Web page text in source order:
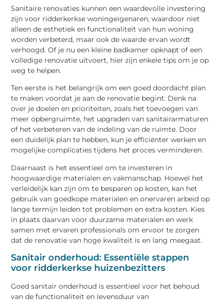
Sanitaire renovaties kunnen een waardevolle investering
zijn voor ridderkerkse woningeigenaren, waardoor niet
alleen de esthetiek en functionaliteit van hun woning
worden verbeterd, maar ook de waarde ervan wordt
verhoogd. Of je nu een kleine badkamer opknapt of een
volledige renovatie uitvoert, hier zijn enkele tips om je op
weg te helpen.
Ten eerste is het belangrijk om een goed doordacht plan
te maken voordat je aan de renovatie begint. Denk na
over je doelen en prioriteiten, zoals het toevoegen van
meer opbergruimte, het upgraden van sanitairarmaturen
of het verbeteren van de indeling van de ruimte. Door
een duidelijk plan te hebben, kun je efficiënter werken en
mogelijke complicaties tijdens het proces verminderen.
Daarnaast is het essentieel om te investeren in
hoogwaardige materialen en vakmanschap. Hoewel het
verleidelijk kan zijn om te besparen op kosten, kan het
gebruik van goedkope materialen en onervaren arbeid op
lange termijn leiden tot problemen en extra kosten. Kies
in plaats daarvan voor duurzame materialen en werk
samen met ervaren professionals om ervoor te zorgen
dat de renovatie van hoge kwaliteit is en lang meegaat.
Sanitair onderhoud: Essentiële stappen
voor ridderkerkse huizenbezitters
Goed sanitair onderhoud is essentieel voor het behoud
van de functionaliteit en levensduur van